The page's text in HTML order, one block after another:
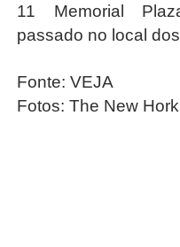
11 Memorial
passado no local
Fonte: VEJA
Fotos: The New